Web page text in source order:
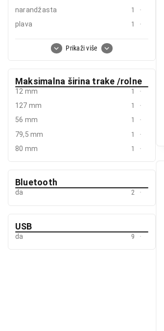
Prikaži više
narandžasta
1
plava
1
plava-bela
2
siva
1
siva-bela
1
Maksimalna širina trake /rolne
12 mm
1
127 mm
1
56 mm
1
79,5 mm
1
80 mm
1
Bluetooth
da 2
USB
da 9